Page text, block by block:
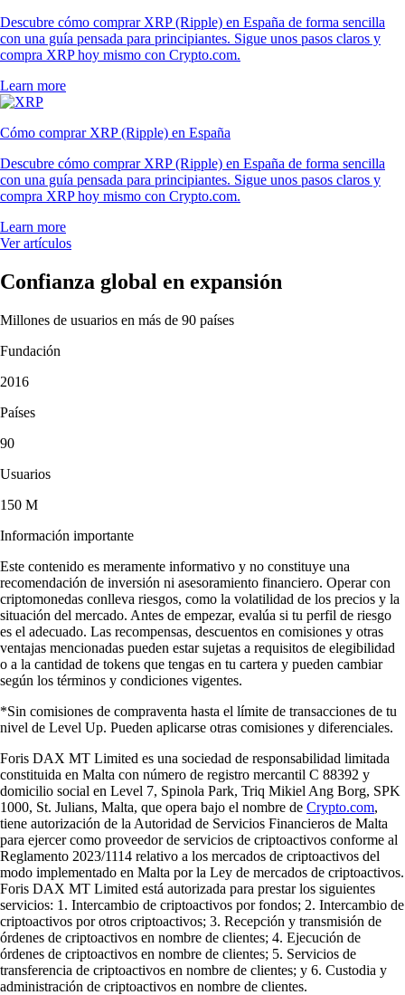
Descubre cómo comprar XRP (Ripple) en España de forma sencilla
con una guía pensada para principiantes. Sigue unos pasos claros y
compra XRP hoy mismo con Crypto.com.
Learn more
Cómo comprar XRP (Ripple) en España
Descubre cómo comprar XRP (Ripple) en España de forma sencilla
con una guía pensada para principiantes. Sigue unos pasos claros y
compra XRP hoy mismo con Crypto.com.
Learn more
Ver artículos
Confianza global en expansión
Millones de usuarios en más de 90 países
Fundación
2016
Países
90
Usuarios
150 M
Información importante
Este contenido es meramente informativo y no constituye una
recomendación de inversión ni asesoramiento financiero. Operar con
criptomonedas conlleva riesgos, como la volatilidad de los precios y la
situación del mercado. Antes de empezar, evalúa si tu perfil de riesgo
es el adecuado. Las recompensas, descuentos en comisiones y otras
ventajas mencionadas pueden estar sujetas a requisitos de elegibilidad
o a la cantidad de tokens que tengas en tu cartera y pueden cambiar
según los términos y condiciones vigentes.
*Sin comisiones de compraventa hasta el límite de transacciones de tu
nivel de Level Up. Pueden aplicarse otras comisiones y diferenciales.
Foris DAX MT Limited es una sociedad de responsabilidad limitada
constituida en Malta con número de registro mercantil C 88392 y
domicilio social en Level 7, Spinola Park, Triq Mikiel Ang Borg, SPK
1000, St. Julians, Malta, que opera bajo el nombre de Crypto.com,
tiene autorización de la Autoridad de Servicios Financieros de Malta
para ejercer como proveedor de servicios de criptoactivos conforme al
Reglamento 2023/1114 relativo a los mercados de criptoactivos del
modo implementado en Malta por la Ley de mercados de criptoactivos.
Foris DAX MT Limited está autorizada para prestar los siguientes
servicios: 1. Intercambio de criptoactivos por fondos; 2. Intercambio de
criptoactivos por otros criptoactivos; 3. Recepción y transmisión de
órdenes de criptoactivos en nombre de clientes; 4. Ejecución de
órdenes de criptoactivos en nombre de clientes; 5. Servicios de
transferencia de criptoactivos en nombre de clientes; y 6. Custodia y
administración de criptoactivos en nombre de clientes.